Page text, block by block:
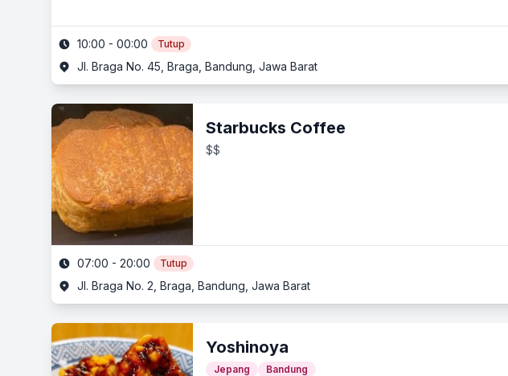
10:00 - 00:00 Tutup
Jl. Braga No. 45, Braga, Bandung, Jawa Barat
Starbucks Coffee
$$
07:00 - 20:00 Tutup
Jl. Braga No. 2, Braga, Bandung, Jawa Barat
Yoshinoya
Jepang Bandung